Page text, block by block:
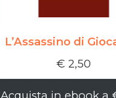
L’Assassino di
€ 2,50